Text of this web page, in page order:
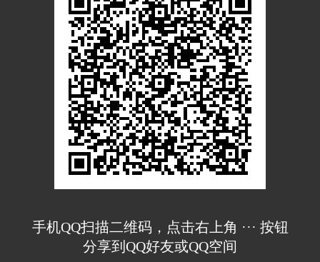
手机QQ扫描二维码，点击右上角 ··· 按钮
分享到QQ好友或QQ空间